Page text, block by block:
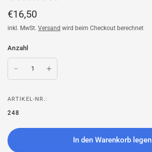
€16,50
inkl. MwSt. Versand wird beim Checkout berechnet
Anzahl
ARTIKEL-NR.:
248
In den Warenkorb legen